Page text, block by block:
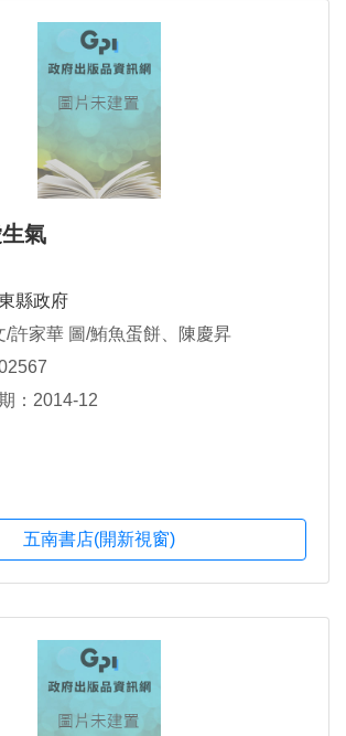
氣
縣政府
/許家華 圖/鮪魚蛋餅、陳慶昇
：2014-12
五南書店(開新視窗)